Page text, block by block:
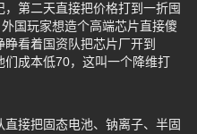
第二天直接把价格打到一折囤
国玩家想造个高端芯片直接傻
看着国资队把芯片厂开到
成本低70，这叫一个降维打
接把固态电池、钠离子、半固